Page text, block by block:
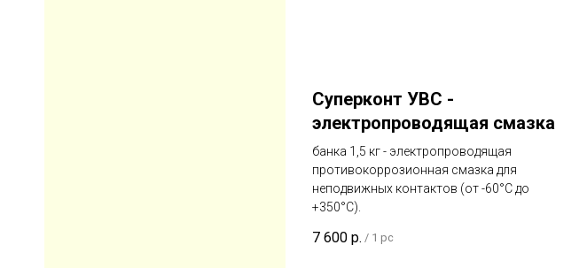
Суперконт УВС -
электропроводящая смазка
банка 1,5 кг - электропроводящая
противокоррозионная смазка для
неподвижных контактов (от -60°C до
+350°C).
7 600 р. / 1 pc